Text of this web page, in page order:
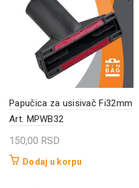
Papučica za usisivač Fi32mm
Art. MPWB32
150,00 RSD
Dodaj u korpu